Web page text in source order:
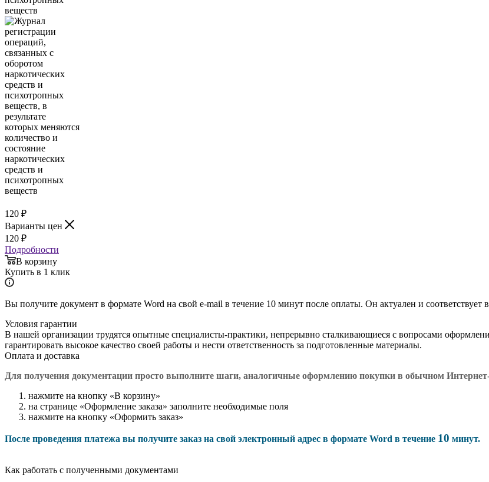
120 ₽
Варианты цен
120 ₽
Подробности
В корзину
Купить в 1 клик
Вы получите документ в формате Word на свой e-mail в течение 10 минут после оплаты. Он актуален и соответствует
Условия гарантии
В нашей организации трудятся опытные специалисты-практики, непрерывно сталкивающиеся с вопросами
гарантировать высокое качество своей работы и нести ответственность за подготовленные материалы.
Оплата и доставка
Для получения документации просто выполните шаги, аналогичные оформлению покупки в обычном
нажмите на кнопку «В корзину»
на странице «Оформление заказа» заполните необходимые поля
нажмите на кнопку «Оформить заказ»
После проведения платежа вы получите заказ на свой электронный адрес в формате Word в течение 10 минут.
Как работать с полученными документами